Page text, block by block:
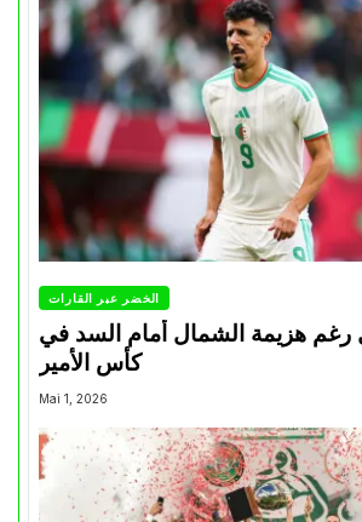
الخضر عبر القارات
رغم هزيمة الشمال أمام السد في
كأس الأمير
Mai 1, 2026